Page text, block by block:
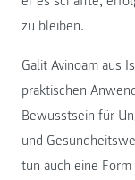
zu bleiben.
Galit Avinoam aus
praktischen
Bewusstsein für
und
tun auch eine